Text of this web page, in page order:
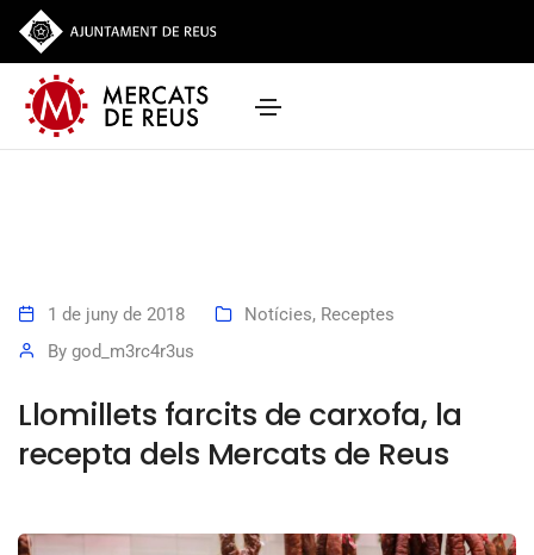
1 de juny de 2018 Notícies, Receptes
By god_m3rc4r3us
Llomillets farcits de carxofa, la
recepta dels Mercats de Reus